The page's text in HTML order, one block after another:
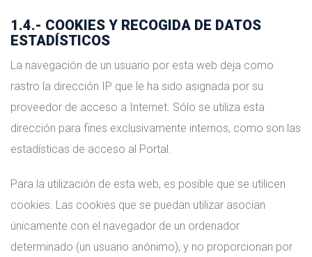
1.4.- COOKIES Y RECOGIDA DE DATOS
ESTADÍSTICOS
La navegación de un usuario por esta web deja como
rastro la dirección IP que le ha sido asignada por su
proveedor de acceso a Internet. Sólo se utiliza esta
dirección para fines exclusivamente internos, como son las
estadísticas de acceso al Portal.
Para la utilización de esta web, es posible que se utilicen
cookies. Las cookies que se puedan utilizar asocian
únicamente con el navegador de un ordenador
determinado (un usuario anónimo), y no proporcionan por